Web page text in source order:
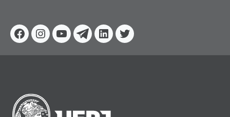
Facebook
Instagram
YoutubeTelegram
Linkedin
Twitter